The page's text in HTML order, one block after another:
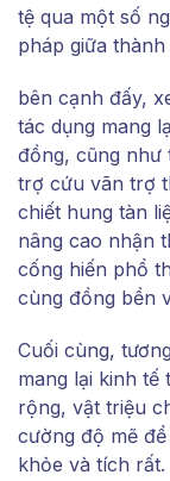
tệ qua một số
pháp giữa
bên cạnh đấy,
tác dụng mang
đồng, cũng như
trợ cứu vãn trợ
chiết hung tàn
nâng cao nhận
cống hiến phổ
cùng đồng bền
Cuối cùng,
mang lại kinh tế
rộng, vật triệu
cường độ mẽ
khỏe và tích rất.